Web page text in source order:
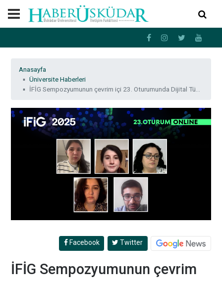
Anasayfa
Üniversite Haberleri
İFİG Sempozyumunun çevrim içi 23. Oturumunda Dijital Tüketim, Pazarlama ve İçerik Üretimi konuşuldu
Facebook Twitter
İFİG Sempozyumunun çevrim